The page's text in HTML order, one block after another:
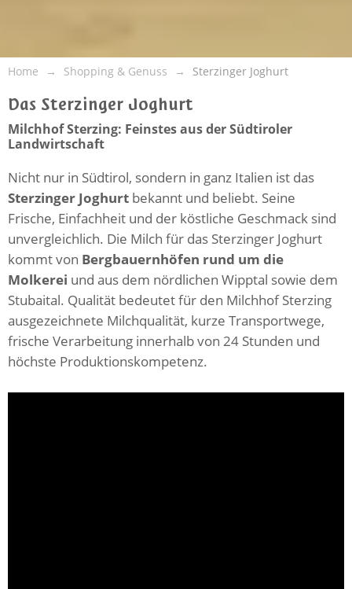
Home Shopping & Genuss Sterzinger Joghurt
Das Sterzinger Joghurt
Milchhof Sterzing: Feinstes aus der Südtiroler
Landwirtschaft
Nicht nur in Südtirol, sondern in ganz Italien ist das
Sterzinger Joghurt bekannt und beliebt. Seine
Frische, Einfachheit und der köstliche Geschmack sind
unvergleichlich. Die Milch für das Sterzinger Joghurt
kommt von Bergbauernhöfen rund um die
Molkerei und aus dem nördlichen Wipptal sowie dem
Stubaital. Qualität bedeutet für den Milchhof Sterzing
ausgezeichnete Milchqualität, kurze Transportwege,
frische Verarbeitung innerhalb von 24 Stunden und
höchste Produktionskompetenz.